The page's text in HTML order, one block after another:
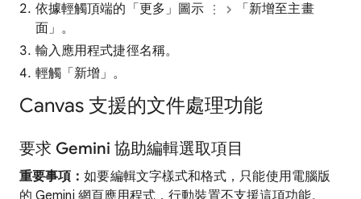
依據輕觸頂端的「更多」圖示
「新增至主畫
面」 。
輸入應用程式捷徑名稱。
輕觸「新增」。
Canvas 支援的文件處理功能
要求 Gemini 協助編輯選取項目
重要事項：如要編輯文字樣式和格式，只能使用電腦版
的 Gemini 網頁應用程式，行動裝置不支援這項功能。